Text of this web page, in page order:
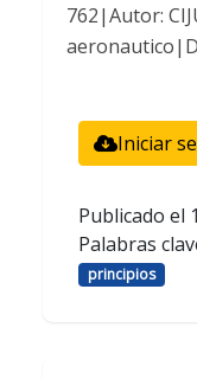
762|Autor:
Iniciar
Publicado el
Palabras
principios